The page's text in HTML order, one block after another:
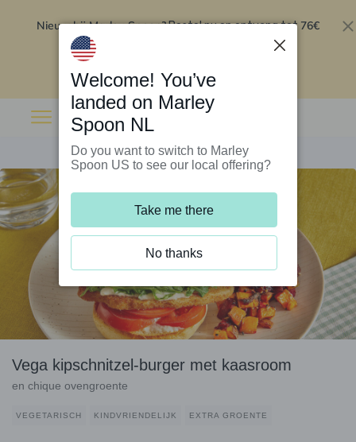
Nieuw bij Marley Spoon?Bestel nu en ontvang tot 76€
Vega kipschnitzel-burger met kaasroom
en chique ovengroente
VEGETARISCH KINDVRIENDELIJK EXTRA GROENTE
Welcome! You’ve
landed on Marley
Spoon NL
Do you want to switch to Marley
Spoon US to see our local offering?
Take me there
No thanks